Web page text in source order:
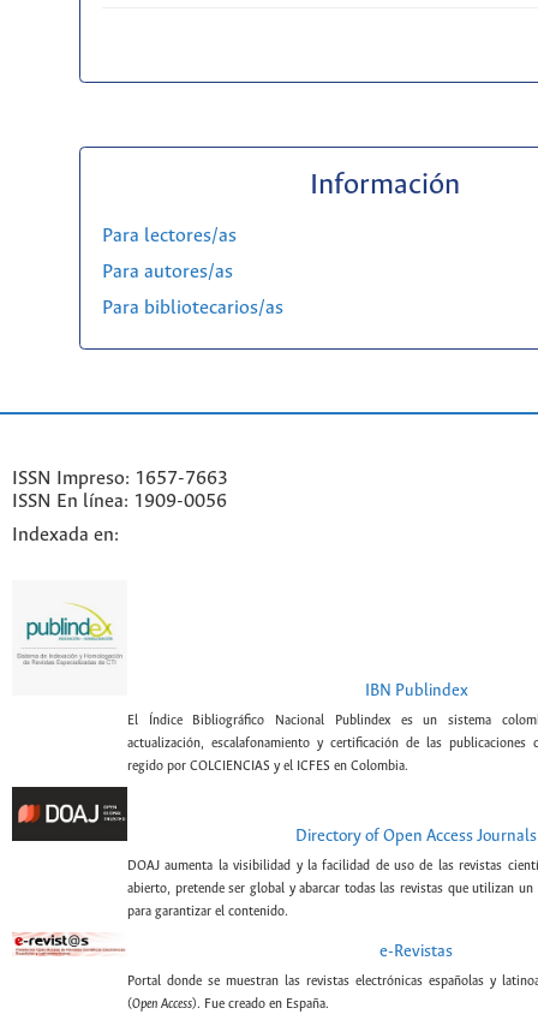
Información
Para lectores/as
Para autores/as
Para bibliotecarios/as
ISSN Impreso: 1657-7663
ISSN En línea: 1909-0056
Indexada en:
IBN Publindex
El Índice Bibliográfico Nacional Publindex es un sistema
actualización, escalafonamiento y certificación de las publicaciones
regido por COLCIENCIAS y el ICFES en Colombia.
Directory of Open Access Journals
DOAJ aumenta la visibilidad y la facilidad de uso de las revistas
abierto, pretende ser global y abarcar todas las revistas que utilizan
para garantizar el contenido.
e-Revistas
Portal donde se muestran las revistas electrónicas españolas y
(Open Access). Fue creado en España.